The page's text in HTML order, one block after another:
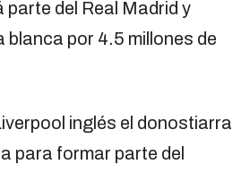
parte del Real Madrid y
por 4.5 millones de
inglés el donostiarra
para formar parte del